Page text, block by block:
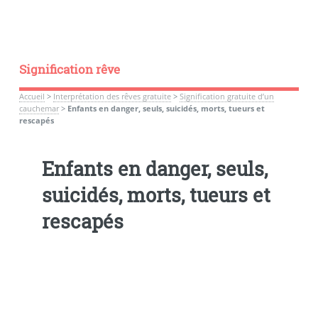
Signification rêve
Accueil > Interprétation des rêves gratuite> Signification gratuite d’un
cauchemar> Enfants en danger, seuls, suicidés, morts, tueurs et
rescapés
Enfants en danger, seuls,
suicidés, morts, tueurs et
rescapés